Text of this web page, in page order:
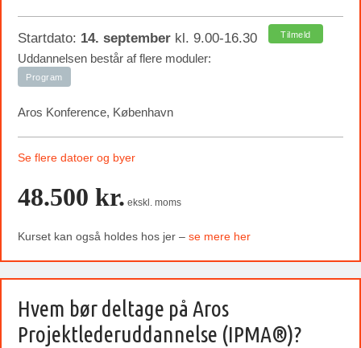
Startdato: 14. september kl. 9.00-16.30 Tilmeld
Uddannelsen består af flere moduler:
Program
Aros Konference, København
Se flere datoer og byer
48.500 kr. ekskl. moms
Kurset kan også holdes hos jer – se mere her
Hvem bør deltage på Aros
Projektlederuddannelse (IPMA®)?